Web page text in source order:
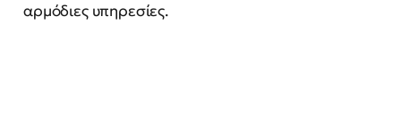
αρμόδιες υπηρεσίες.